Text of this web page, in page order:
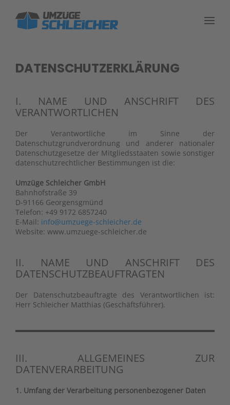
DATENSCHUTZERKLÄRUNG
I. NAME UND ANSCHRIFT DES
VERANTWORTLICHEN
Der Verantwortliche im Sinne der
Datenschutzgrundverordnung und anderer nationaler
Datenschutzgesetze der Mitgliedsstaaten sowie sonstiger
datenschutzrechtlicher Bestimmungen ist die:
Umzüge Schleicher GmbH
Bahnhofstraße 39
D-91166 Georgensgmünd
Telefon: +49 9172 6857240
E-Mail: info@umzuege-schleicher.de
Website: www.umzuege-schleicher.de
II. NAME UND ANSCHRIFT DES
DATENSCHUTZBEAUFTRAGTEN
Der Datenschutzbeauftragte des Verantwortlichen ist:
Herr Schleicher Matthias (Geschäftsführer).
III. ALLGEMEINES ZUR
DATENVERARBEITUNG
1. Umfang der Verarbeitung personenbezogener Daten